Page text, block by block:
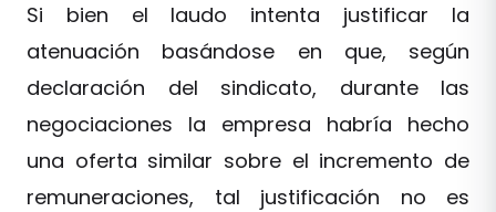
Si bien el laudo intenta justificar la
atenuación basándose en que, según
declaración del sindicato, durante las
negociaciones la empresa habría hecho
una oferta similar sobre el incremento de
remuneraciones, tal justificación no es